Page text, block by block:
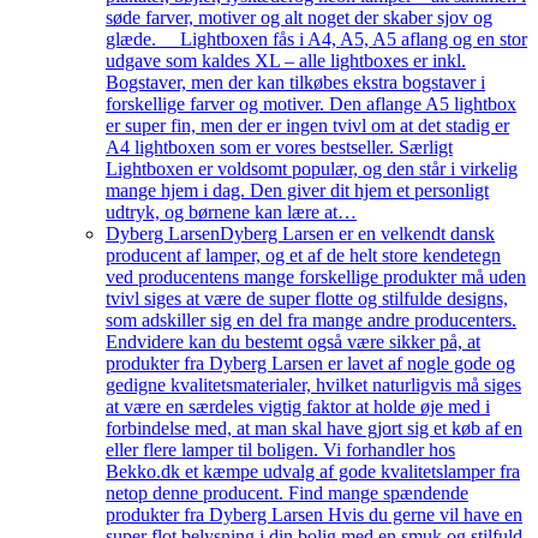
søde farver, motiver og alt noget der skaber sjov og
glæde. Lightboxen fås i A4, A5, A5 aflang og en stor
udgave som kaldes XL – alle lightboxes er inkl.
Bogstaver, men der kan tilkøbes ekstra bogstaver i
forskellige farver og motiver. Den aflange A5 lightbox
er super fin, men der er ingen tvivl om at det stadig er
A4 lightboxen som er vores bestseller. Særligt
Lightboxen er voldsomt populær, og den står i virkelig
mange hjem i dag. Den giver dit hjem et personligt
udtryk, og børnene kan lære at…
Dyberg LarsenDyberg Larsen er en velkendt dansk
producent af lamper, og et af de helt store kendetegn
ved producentens mange forskellige produkter må uden
tvivl siges at være de super flotte og stilfulde designs,
som adskiller sig en del fra mange andre producenters.
Endvidere kan du bestemt også være sikker på, at
produkter fra Dyberg Larsen er lavet af nogle gode og
gedigne kvalitetsmaterialer, hvilket naturligvis må siges
at være en særdeles vigtig faktor at holde øje med i
forbindelse med, at man skal have gjort sig et køb af en
eller flere lamper til boligen. Vi forhandler hos
Bekko.dk et kæmpe udvalg af gode kvalitetslamper fra
netop denne producent. Find mange spændende
produkter fra Dyberg Larsen Hvis du gerne vil have en